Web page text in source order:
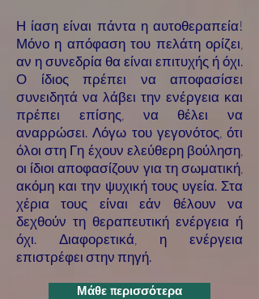
Η ίαση είναι πάντα η αυτοθεραπεία!
Μόνο η απόφαση του πελάτη ορίζει,
αν η συνεδρία θα είναι επιτυχής ή όχι.
Ο ίδιος πρέπει να αποφασίσει
συνειδητά να λάβει την ενέργεια και
πρέπει επίσης, να θέλει να
αναρρώσει. Λόγω του γεγονότος, ότι
όλοι στη Γη έχουν ελεύθερη βούληση,
οι ίδιοι αποφασίζουν για τη σωματική,
ακόμη και την ψυχική τους υγεία. Στα
χέρια τους είναι εάν θέλουν να
δεχθούν τη θεραπευτική ενέργεια ή
όχι. Διαφορετικά, η ενέργεια
επιστρέφει στην πηγή.
Μάθε περισσότερα